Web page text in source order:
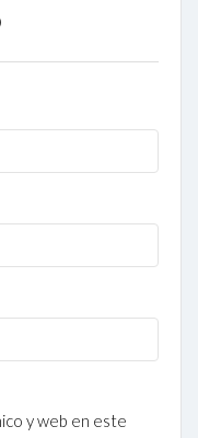
y web en este